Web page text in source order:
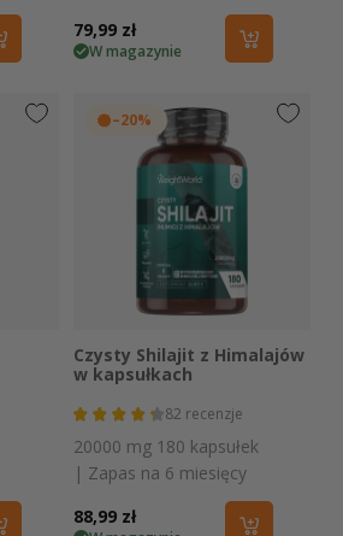
pieprzem
Cena
regularna
79,99 zł
W magazynie
–20%
Czysty Shilajit z Himalajów
w kapsułkach
82 recenzje
20000 mg 180 kapsułek
| Zapas na 6 miesięcy
Cena
88,99 zł